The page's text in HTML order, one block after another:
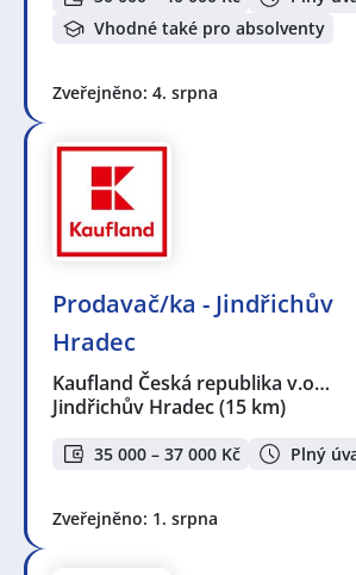
Vhodné také pro absolventy
Zveřejněno: 4. srpna
Prodavač/ka - Jindřichův
Hradec
Kaufland Česká republika v.o…
Jindřichův Hradec(15 km)
35 000 – 37 000 Kč Plný
Zveřejněno: 1. srpna